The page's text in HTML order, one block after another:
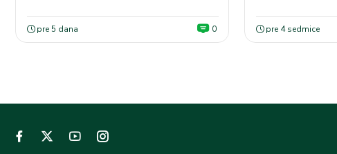
pre 5 dana 0 pre 4 sedmice